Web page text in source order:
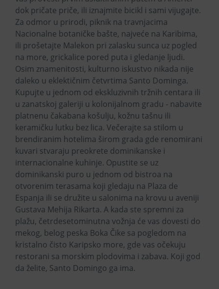
dok pričate priče, ili iznajmite bicikl i sami vijugajte.
Za odmor u prirodi, piknik na travnjacima
Nacionalne botaničke bašte, najveće na Karibima,
ili prošetajte Malekon pri zalasku sunca uz pogled
na more, grickalice pored puta i gledanje ljudi.
Osim znamenitosti, kulturno iskustvo nikada nije
daleko u eklektičnim četvrtima Santo Dominga.
Kupujte u jednom od ekskluzivnih tržnih centara ili
u zanatskoj galeriji u kolonijalnom gradu - nabavite
platnenu čakabana košulju, kožnu tašnu ili
keramičku lutku bez lica. Večerajte sa stilom u
brendiranim hotelima širom grada gde renomirani
kuvari stvaraju preokrete dominikanske i
internacionalne kuhinje. Opustite se uz
dominikanski puro u jednom od bistroa na
otvorenim terasama koji gledaju na Plaza de
Espanja ili se družite u salonima na krovu u aveniji
Gustava Mehija Rikarta. A kada ste spremni za
plažu, četrdesetominutna vožnja će vas dovesti do
mekog, belog peska Boka Čike sa pogledom na
kristalno čisto Karipsko more, gde vas očekuju
restorani sa morskim plodovima i zabava. Koji god
da želite, Santo Domingo ga ima.